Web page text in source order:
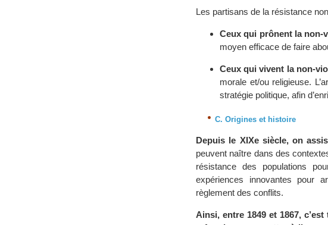
Les partisans de la résistance
Ceux qui prônent la non-
moyen efficace de faire
Ceux qui vivent la non-
morale et/ou religieuse.
stratégie politique, afin
C. Origines et histoire
Depuis le XIXe siècle, on
peuvent naître dans des
résistance des populations
expériences innovantes pour
règlement des conflits.
Ainsi, entre 1849 et 1867,